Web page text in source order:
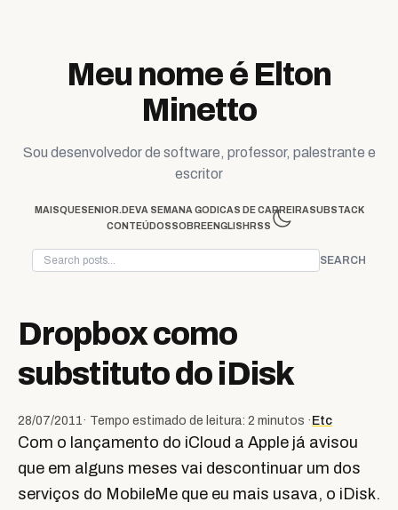
Meu nome é Elton
Minetto
Sou desenvolvedor de software, professor, palestrante e
escritor
MAISQUESENIOR.DEVA SEMANA GO DICAS DE CARREIRASUBSTACK
CONTEÚDOSSOBREENGLISH RSS
SEARCH
Dropbox como
substituto do iDisk
28/07/2011· Tempo estimado de leitura: 2 minutos · Etc
Com o lançamento do iCloud a Apple já avisou
que em alguns meses vai descontinuar um dos
serviços do MobileMe que eu mais usava, o iDisk.